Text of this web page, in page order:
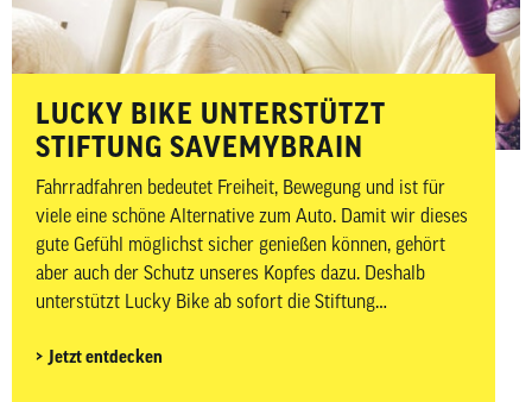
LUCKY BIKE UNTERSTÜTZT
STIFTUNG SAVEMYBRAIN
Fahrradfahren bedeutet Freiheit, Bewegung und ist für
viele eine schöne Alternative zum Auto. Damit wir dieses
gute Gefühl möglichst sicher genießen können, gehört
aber auch der Schutz unseres Kopfes dazu. Deshalb
unterstützt Lucky Bike ab sofort die Stiftung
unterwegs ist, kennt dieses besondere Gefühl: aufsteigen,
Jetzt entdecken